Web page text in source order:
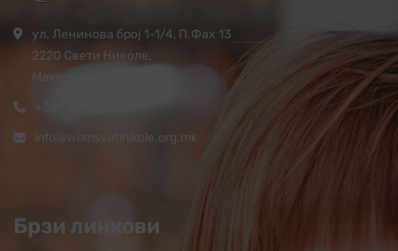
ул. Ленинова број 1-1/4, П.Фах 13
2220 Свети Николе,
Македонија
info@womsvetinikole.org.mk
Брзи линкови